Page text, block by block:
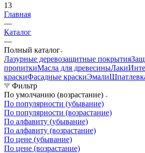
13
Главная
—
Каталог
—
Полный каталог
Лазурные деревозащитные покрытия
пропиткиМасла для древесиныЛаки
краскиФасадные краскиЭмали
Фильтр
По умолчанию (возрастание)
По популярности (убывание)
По популярности (возрастание)
По алфавиту (убывание)
По алфавиту (возрастание)
По цене (убывание)
По цене (возрастание)